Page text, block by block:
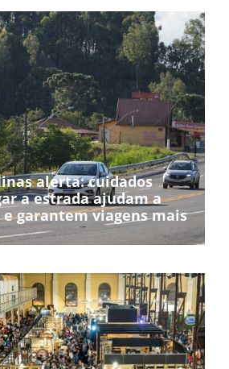
alerta: cuidados
a estrada ajudam a
garantem viagens mais